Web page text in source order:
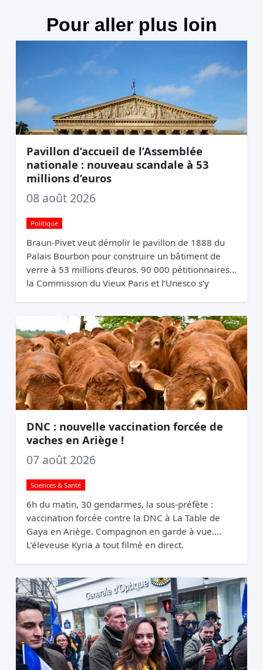
Pour aller plus loin
Pavillon d’accueil de l’Assemblée
nationale : nouveau scandale à 53
millions d’euros
08 août 2026
Politique
Braun-Pivet veut démolir le pavillon de 1888 du
Palais Bourbon pour construire un bâtiment de
verre à 53 millions d’euros. 90 000 pétitionnaires,
la Commission du Vieux Paris et l’Unesco s’y
DNC : nouvelle vaccination forcée de
vaches en Ariège !
07 août 2026
Sciences & Santé
6h du matin, 30 gendarmes, la sous-préfète :
vaccination forcée contre la DNC à La Table de
Gaya en Ariège. Compagnon en garde à vue.
L’éleveuse Kyria a tout filmé en direct.